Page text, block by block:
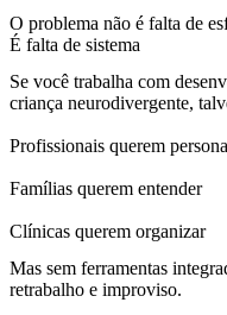
O problema não é falta de
É falta de sistema
Se você trabalha com
criança neurodivergente,
Profissionais querem
Famílias querem entender
Clínicas querem organizar
Mas sem ferramentas
retrabalho e improviso.